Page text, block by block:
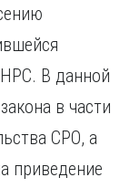
В данной
в части
СРО, а
приведение